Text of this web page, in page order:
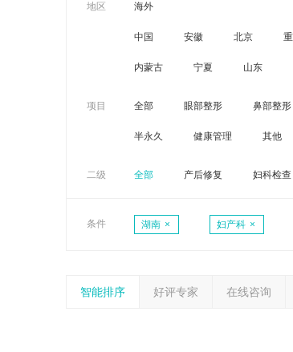
地区 海外
中国 安徽 北京
内蒙古 宁夏 山东
项目 全部 眼部整形 鼻部整形
半永久 健康管理 其他
二级 全部 产后修复 妇科检查
条件 湖南 × 妇产科 ×
智能排序 好评专家 在线咨询